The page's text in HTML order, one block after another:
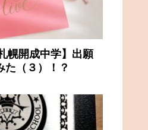
幌開成中学】出願
た（３）！？